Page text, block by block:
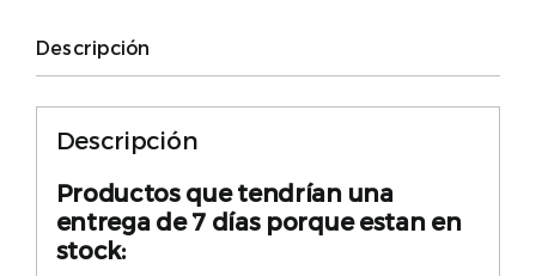
Descripción
Descripción
Productos que tendrían una
entrega de 7 días porque estan en
stock: